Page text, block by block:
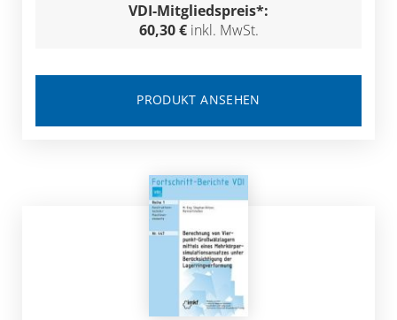
VDI-Mitgliedspreis*:
60,30 € inkl. MwSt.
PRODUKT ANSEHEN